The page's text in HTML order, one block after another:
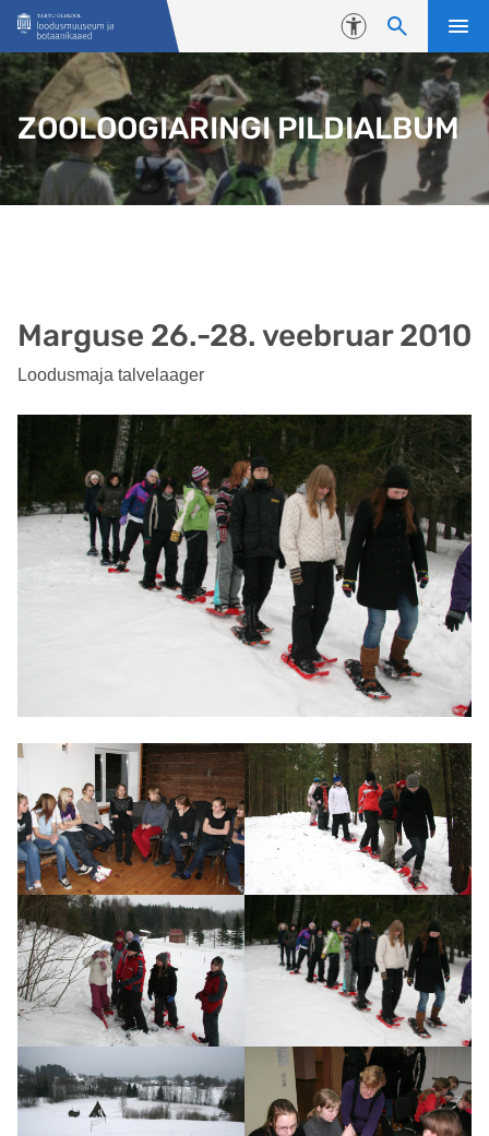
Liigu edasi põhisisu juurde
Juurdepääsetavus
ZOOLOOGIARINGI PILDIALBUM
Marguse 26.-28. veebruar 2010
Loodusmaja talvelaager